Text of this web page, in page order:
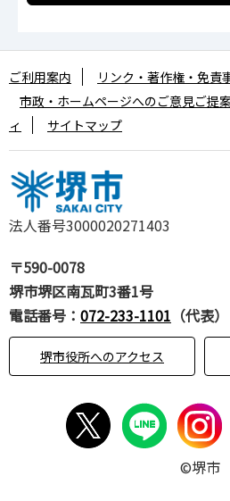
法人番号3000020271403
〒590-0078
堺市堺区南瓦町3番1号
電話番号： 072-233-1101 （代表）
堺市役所へのアクセス
ご利用案内 リンク・著作権・免責
市政・ホームページへのご意見ご提
ィ
サイトマップ
©堺市